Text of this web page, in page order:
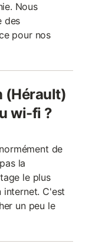
Nous
des
pour nos
(Hérault)
wi-fi ?
de
la
le plus
internet. C'est
un peu le